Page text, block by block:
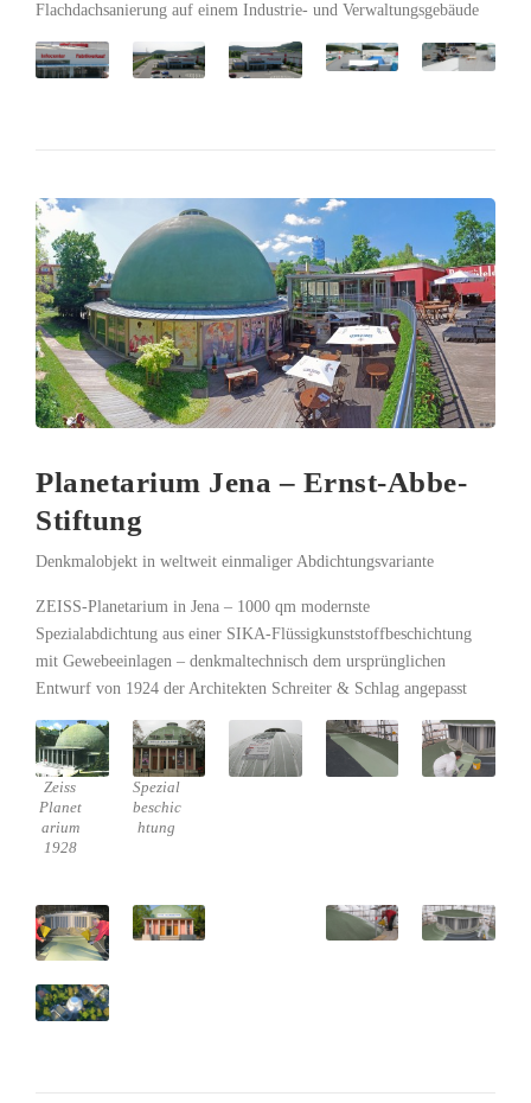
Flachdachsanierung auf einem Industrie- und Verwaltungsgebäude
Planetarium Jena – Ernst-Abbe-
Stiftung
Denkmalobjekt in weltweit einmaliger Abdichtungsvariante
ZEISS-Planetarium in Jena – 1000 qm modernste
Spezialabdichtung aus einer SIKA-Flüssigkunststoffbeschichtung
mit Gewebeeinlagen – denkmaltechnisch dem ursprünglichen
Entwurf von 1924 der Architekten Schreiter & Schlag angepasst
Zeiss
Planet
arium
1928
Spezial
beschic
htung